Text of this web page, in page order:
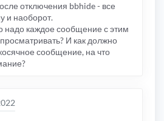
отключения bbhide - все
и наоборот.
надо каждое сообщение с этим
И как должно
сообщение, на что